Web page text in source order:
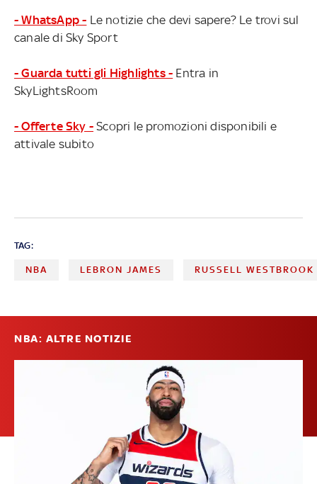
- WhatsApp - Le notizie che devi sapere? Le trovi sul
canale di Sky Sport
- Guarda tutti gli Highlights - Entra in
SkyLightsRoom
- Offerte Sky - Scopri le promozioni disponibili e
attivale subito
TAG:
NBA LEBRON JAMES RUSSELL WESTBROOK
NBA: ALTRE NOTIZIE